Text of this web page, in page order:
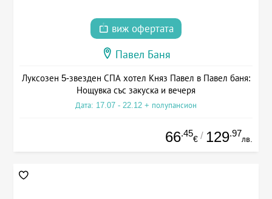
виж офертата
Павел Баня
Луксозен 5-звезден СПА хотел Княз Павел в Павел баня:
Нощувка със закуска и вечеря
Дата: 17.07 - 22.12 + полупансион
66.45
€ / 129.97
лв.